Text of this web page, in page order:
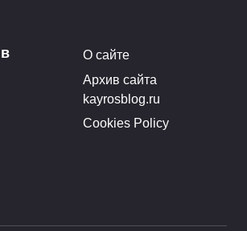
Бургановой в РАХ
17.05.15)
с друзьями в
сетях:3Поделились
О сайте
Архив сайта
kayrosblog.ru
Cookies Policy